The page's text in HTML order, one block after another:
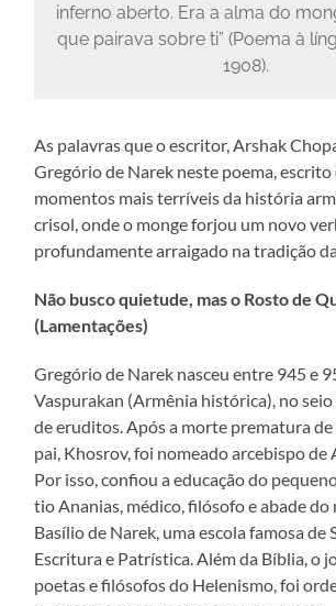
inferno aberto. Era a alma do
que pairava sobre ti” (Poema à
1908).
As palavras que o escritor, Arshak
Gregório de Narek neste poema, escrito
momentos mais terríveis da história
crisol, onde o monge forjou um novo
profundamente arraigado na tradição
Não busco quietude, mas o Rosto de
(Lamentações)
Gregório de Narek nasceu entre 945 e
Vaspurakan (Armênia histórica), no
de eruditos. Após a morte prematura de
pai, Khosrov, foi nomeado arcebispo de
Por isso, confiou a educação do
tio Ananias, médico, filósofo e abade do
Basílio de Narek, uma escola famosa de
Escritura e Patrística. Além da Bíblia, o
poetas e filósofos do Helenismo, foi